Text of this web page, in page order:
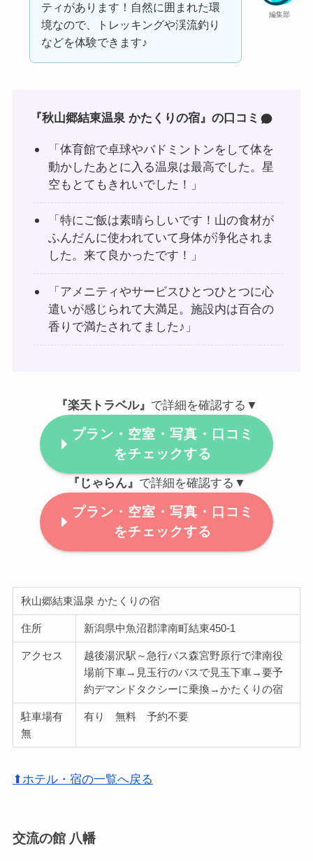
編集部
ティがあります！自然に囲まれた環
境なので、トレッキングや渓流釣り
などを体験できます♪
『秋山郷結東温泉 かたくりの宿』の口コミ
「体育館で卓球やバドミントンをして体を
動かしたあとに入る温泉は最高でした。星
空もとてもきれいでした！」
「特にご飯は素晴らしいです！山の食材が
ふんだんに使われていて身体が浄化されま
した。来て良かったです！」
「アメニティやサービスひとつひとつに心
遣いが感じられて大満足。施設内は百合の
香りで満たされてました♪」
『楽天トラベル』 で詳細を確認する▼
プラン・空室・写真・口コミ
をチェックする
『じゃらん』 で詳細を確認する▼
プラン・空室・写真・口コミ
をチェックする
秋山郷結東温泉 かたくりの宿
住所 新潟県中魚沼郡津南町結東450-1
アクセス
越後湯沢駅～急行バス森宮野原行で津南役
場前下車→見玉行のバスで見玉下車→要予
約デマンドタクシーに乗換→かたくりの宿
駐車場有
無
有り 無料 予約不要
⬆ホテル・宿の一覧へ戻る
交流の館 八幡